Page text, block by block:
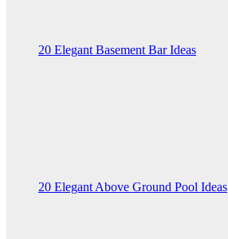
20 Elegant Basement Bar Ideas
20 Elegant Above Ground Pool Ideas